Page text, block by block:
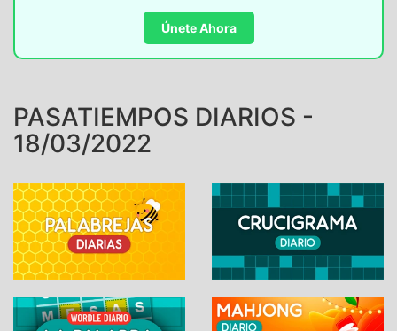
Únete Ahora
PASATIEMPOS DIARIOS -
18/03/2022